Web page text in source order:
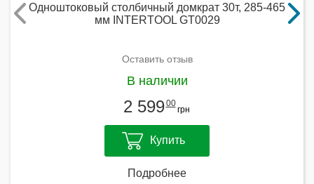
Одноштоковый столбичный домкрат 30т, 285-465
мм INTERTOOL GT0029
Оставить отзыв
В наличии
2 59900
грн
Купить
Подробнее